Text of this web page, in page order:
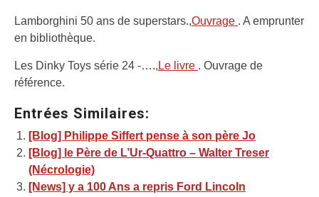
Lamborghini 50 ans de superstars.,Ouvrage . A emprunter
en bibliothèque.
Les Dinky Toys série 24 -…., Le livre . Ouvrage de
référence.
Entrées Similaires:
[Blog] Philippe Siffert pense à son père Jo
[Blog] le Père de L’Ur-Quattro – Walter Treser
(Nécrologie)
[News] y a 100 Ans a repris Ford Lincoln